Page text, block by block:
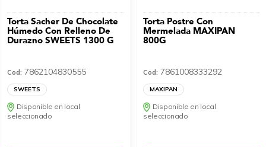
Torta Sacher De Chocolate
Húmedo Con Relleno De
Durazno SWEETS 1300 G
Cod: 7862104830555
SWEETS
Disponible en local
seleccionado
Torta Postre Con
Mermelada MAXIPAN
800G
Cod: 7861008333292
MAXIPAN
Disponible en local
seleccionado